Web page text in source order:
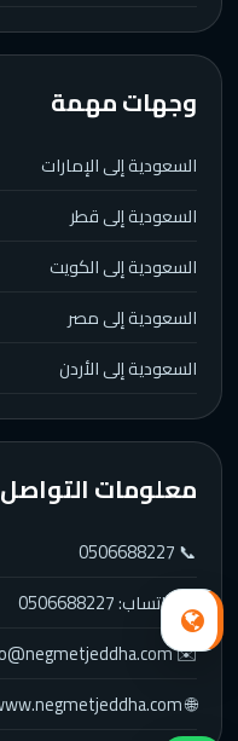
وجهات مهمة
السعودية إلى الإمارات
السعودية إلى قطر
السعودية إلى الكويت
السعودية إلى مصر
السعودية إلى الأردن
معلومات التواصل
📞 0506688227
💬 واتساب: 0506688227
✉️ info@negmetjeddha.com
🌐 www.negmetjeddha.com